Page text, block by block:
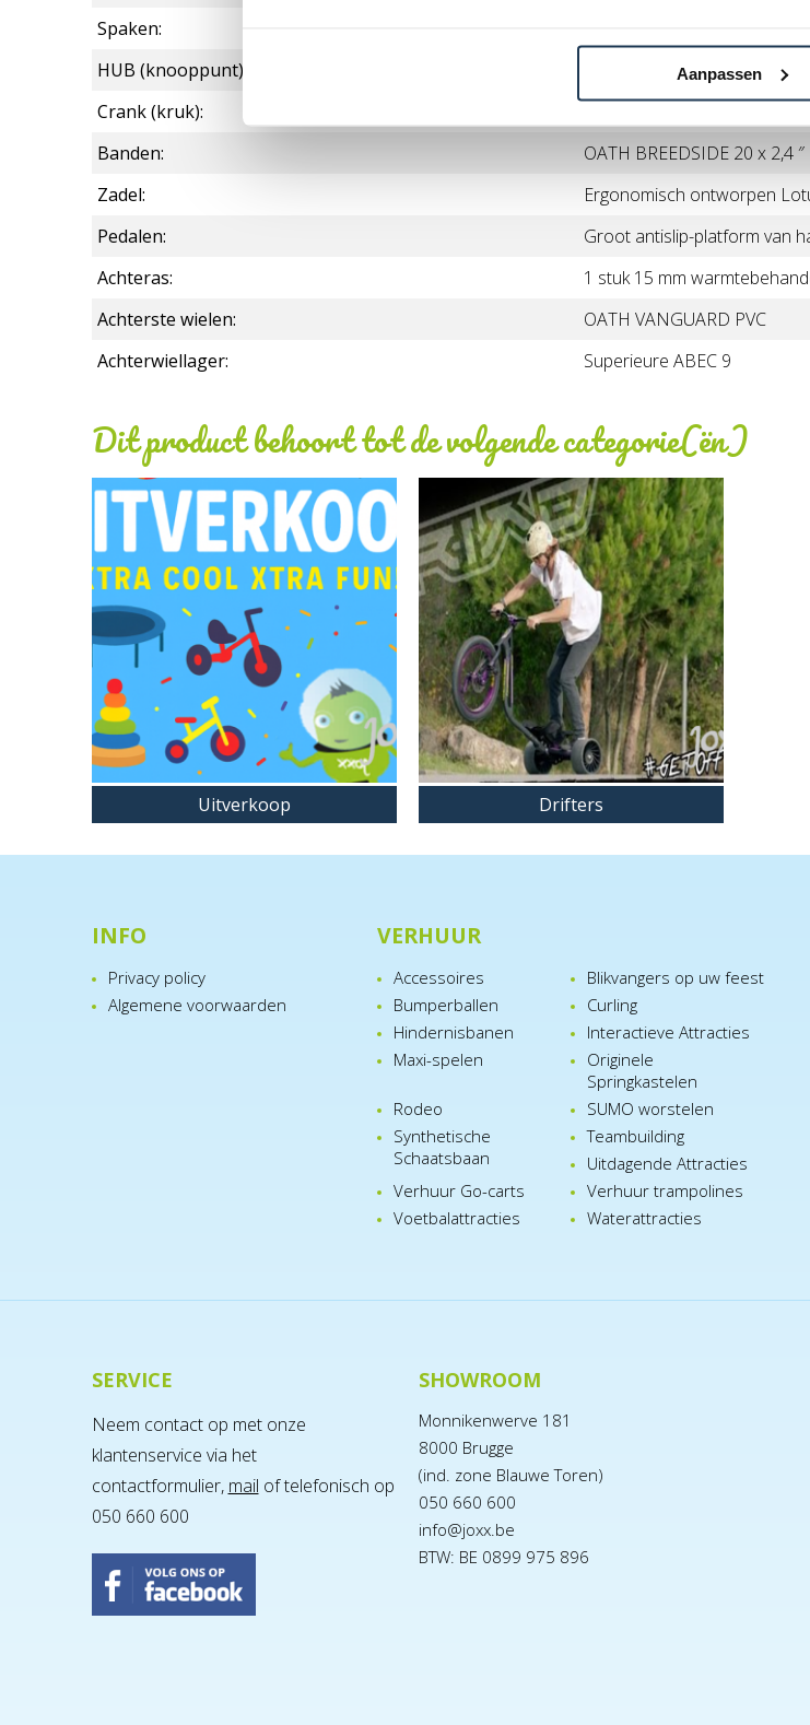
Aanpassen
Spaken:
HUB (knooppunt):
Volledig verzegeld intern
Crank (kruk):
Banden:
OATH BREEDSIDE 20 x 2,4 ″
Zadel:
Ergonomisch ontworpen
Pedalen:
Groot antislip-platform van
Achteras:
1 stuk 15 mm
Achterste wielen:
OATH VANGUARD PVC
Achterwiellager:
Superieure ABEC 9
Dit product behoort tot de volgende categorie(ën)
Uitverkoop Drifters
INFO
Privacy policy
Algemene voorwaarden
VERHUUR
Accessoires
Blikvangers op uw feest
Bumperballen
Curling
Hindernisbanen
Interactieve Attracties
Maxi-spelen
Originele
Springkastelen
Rodeo
SUMO worstelen
Synthetische
Schaatsbaan
Teambuilding
Uitdagende Attracties
Verhuur Go-carts
Verhuur trampolines
Voetbalattracties
Waterattracties
SERVICE
Neem contact op met onze
klantenservice via het
contactformulier, mail of telefonisch op
050 660 600
SHOWROOM
Monnikenwerve 181
8000 Brugge
(ind. zone Blauwe Toren)
050 660 600
info@joxx.be
BTW: BE 0899 975 896